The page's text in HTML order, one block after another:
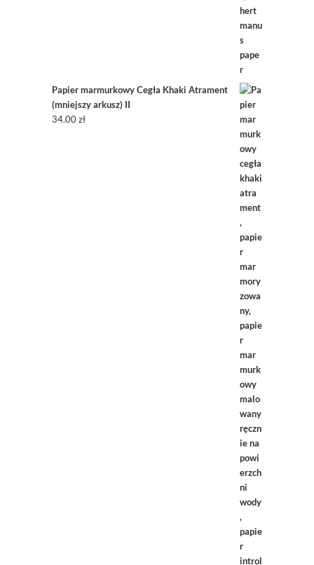
Papier marmurkowy Cegła Khaki Atrament
(mniejszy arkusz) II
34.00zł